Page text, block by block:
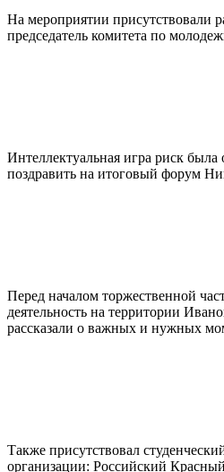
На мероприятии присутствовали
председатель комитета по
Интеллектуальная игра риск
поздравить на итоговый форум
Перед началом торжественной
деятельность на территории
рассказали о важных и нужных
Также присутствовал
организации: Российский